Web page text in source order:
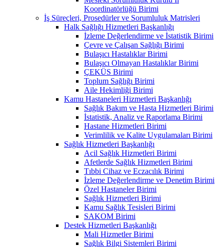
Koordinatörlüğü Birimi
İş Süreçleri, Prosedürler ve Sorumluluk Matrisleri
Halk Sağlığı Hizmetleri Başkanlığı
İzleme Değerlendirme ve İstatistik Birimi
Çevre ve Çalışan Sağlığı Birimi
Bulaşıcı Hastalıklar Birimi
Bulaşıcı Olmayan Hastalıklar Birimi
ÇEKÜS Birimi
Toplum Sağlığı Birimi
Aile Hekimliği Birimi
Kamu Hastaneleri Hizmetleri Başkanlığı
Sağlık Bakım ve Hasta Hizmetleri Birimi
İstatistik, Analiz ve Raporlama Birimi
Hastane Hizmetleri Birimi
Verimlilik ve Kalite Uygulamaları Birimi
Sağlık Hizmetleri Başkanlığı
Acil Sağlık Hizmetleri Birimi
Afetlerde Sağlık Hizmetleri Birimi
Tıbbi Cihaz ve Eczacılık Birimi
İzleme Değerlendirme ve Denetim Birimi
Özel Hastaneler Birimi
Sağlık Hizmetleri Birimi
Kamu Sağlık Tesisleri Birimi
SAKOM Birimi
Destek Hizmetleri Başkanlığı
Mali Hizmetler Birimi
Sağlık Bilgi Sistemleri Birimi